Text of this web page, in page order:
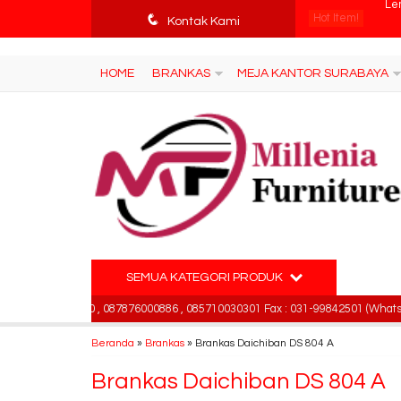
q Kontak Kami Hot Item!
HOME BRANKAS MEJA KANTOR SURABAYA
SEMUA KATEGORI PRODUK
, 087876000886 , 085710030301 Fax : 031-99842501 (Whatsapp -
Beranda » Brankas » Brankas Daichiban DS 804 A
Brankas Daichiban DS 804 A